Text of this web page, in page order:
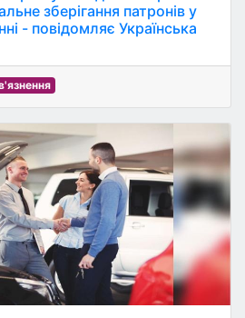
зберігання патронів у
- повідомляє Українська